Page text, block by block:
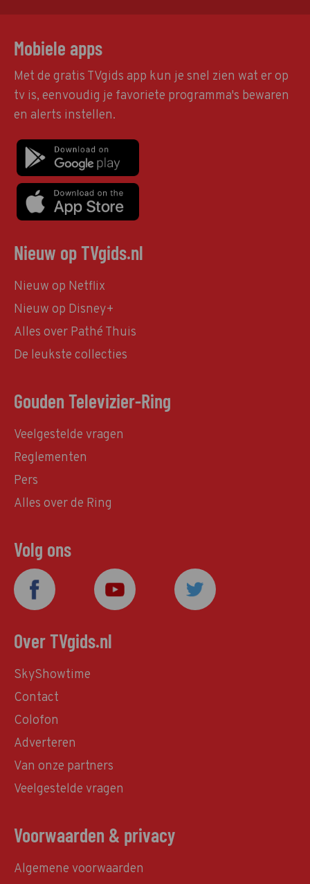
Mobiele apps
Met de gratis TVgids app kun je snel zien wat er op
tv is, eenvoudig je favoriete programma's bewaren
en alerts instellen.
Nieuw op TVgids.nl
Nieuw op Netflix
Nieuw op Disney+
Alles over Pathé Thuis
De leukste collecties
Gouden Televizier-Ring
Veelgestelde vragen
Reglementen
Pers
Alles over de Ring
Volg ons
Over TVgids.nl
SkyShowtime
Contact
Colofon
Adverteren
Van onze partners
Veelgestelde vragen
Voorwaarden & privacy
Algemene voorwaarden